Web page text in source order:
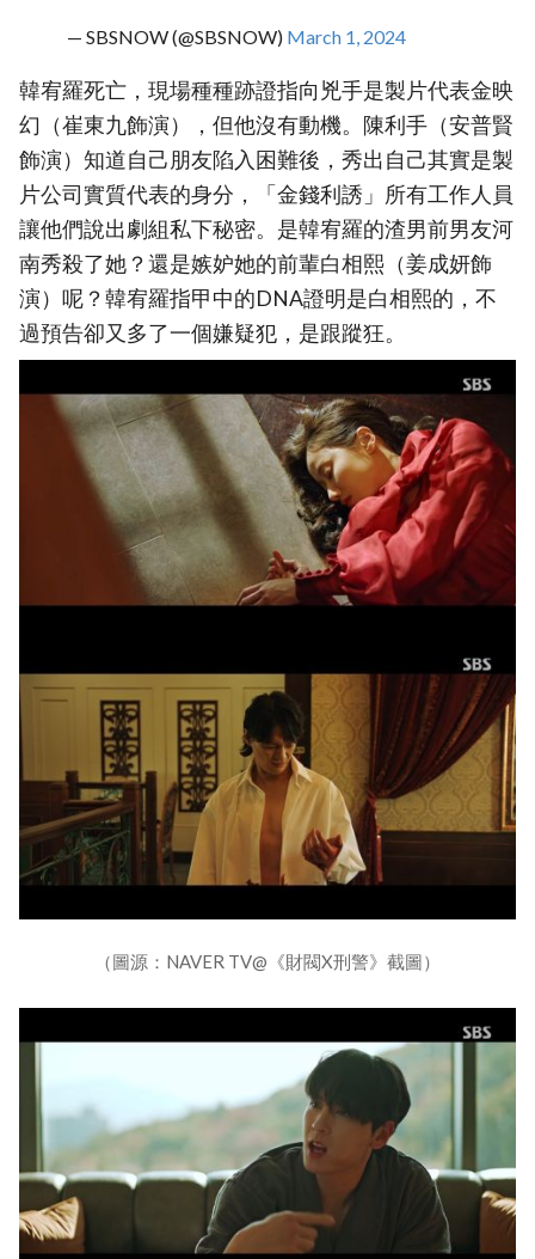
— SBSNOW (@SBSNOW) March 1, 2024
韓宥羅死亡，現場種種跡證指向兇手是製片代表金映
幻（崔東九飾演），但他沒有動機。陳利手（安普賢
飾演）知道自己朋友陷入困難後，秀出自己其實是製
片公司實質代表的身分，「金錢利誘」所有工作人員
讓他們說出劇組私下秘密。是韓宥羅的渣男前男友河
南秀殺了她？還是嫉妒她的前輩白相熙（姜成妍飾
演）呢？韓宥羅指甲中的DNA證明是白相熙的，不
過預告卻又多了一個嫌疑犯，是跟蹤狂。
（圖源：NAVER TV@《財閥X刑警》截圖）